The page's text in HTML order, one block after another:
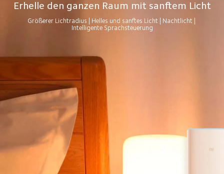
Erhelle den ganzen Raum mit sanftem Licht
Größerer Lichtradius | Helles und sanftes Licht | Nachtlicht |
Intelligente Sprachsteuerung